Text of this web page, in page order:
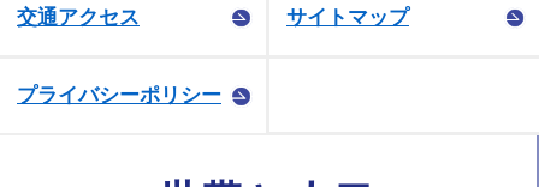
交通アクセス サイトマップ
プライバシーポリシー